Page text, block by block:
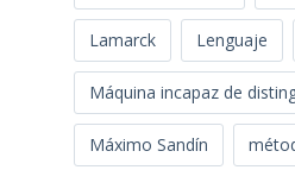
Lamarck Lenguaje
Máquina incapaz de
Máximo Sandín